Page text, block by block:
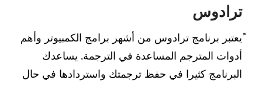
ترادوس
ًيعتبر برنامج ترادوس من أشهر برامج الكمبيوتر وأهم
أدوات المترجم المساعدة في الترجمة. يساعدك
البرنامج كثيرا في حفظ ترجمتك واستردادها في حال